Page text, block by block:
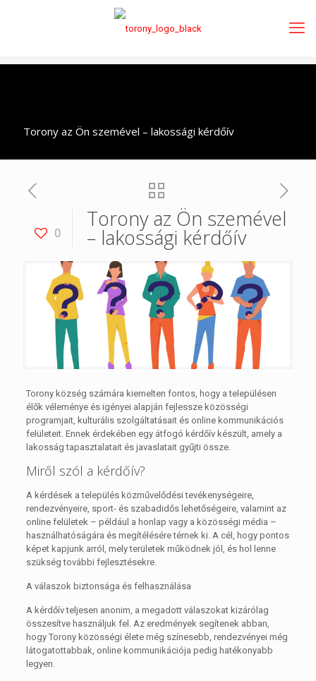
Torony az Ön szemével – lakossági kérdőív
0
Torony az Ön szemével
– lakossági kérdőív
Torony község számára kiemelten fontos, hogy a településen
élők véleménye és igényei alapján fejlessze közösségi
programjait, kulturális szolgáltatásait és online kommunikációs
felületeit. Ennek érdekében egy átfogó kérdőív készült, amely a
lakosság tapasztalatait és javaslatait gyűjti össze.
Miről szól a kérdőív?
A kérdések a település közművelődési tevékenységeire,
rendezvényeire, sport- és szabadidős lehetőségeire, valamint az
online felületek – például a honlap vagy a közösségi média –
használhatóságára és megítélésére térnek ki. A cél, hogy pontos
képet kapjunk arról, mely területek működnek jól, és hol lenne
szükség további fejlesztésekre.
A válaszok biztonsága és felhasználása
A kérdőív teljesen anonim, a megadott válaszokat kizárólag
összesítve használjuk fel. Az eredmények segítenek abban,
hogy Torony közösségi élete még színesebb, rendezvényei még
látogatottabbak, online kommunikációja pedig hatékonyabb
legyen.